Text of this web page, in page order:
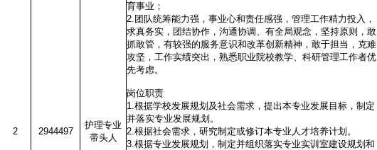
2 2944497
护理专业
带头人
育事业；
2.团队统筹能力强，事业心和责任感强，管理工作精力投入，
求真务实，团结协作，沟通协调、有全局观念，坚持原则，敢
抓敢管，有较强的服务意识和改革创新精神，敢于担当，克难
攻坚，工作实绩突出，熟悉职业院校教学、科研管理工作者优
先考虑。
岗位职责
1.根据学校发展规划及社会需求，提出本专业发展目标，制定
并落实专业发展规划。
2.根据社会需求，研究制定或修订本专业人才培养计划。
3.根据专业发展规划，制定并组织落实专业实训室建设规划和